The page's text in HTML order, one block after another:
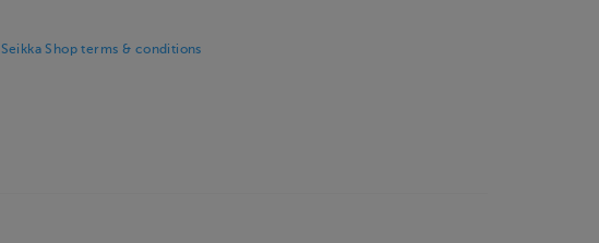
Seikka Shop terms & conditions